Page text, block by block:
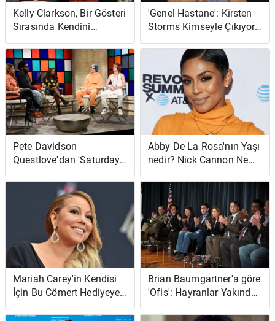
Kelly Clarkson, Bir Gösteri
Sırasında Kendini
Rahatlattığını Açıkladı:
'Bir Tür Harap Olmuştum'
'Genel Hastane': Kirsten
Storms Kimseyle Çıkıyor
mu?
Pete Davidson
Questlove'dan 'Saturday
Night Live'da' Onu
'Gerçekten Vurmak' İstiyor
Abby De La Rosa'nın Yaşı
nedir? Nick Cannon Ne
Kadar Yaşlı?
Mariah Carey'in Kendisi
İçin Bu Cömert Hediyeye
Ayda 100.000 Dolar
Brian Baumgartner'a göre
'Ofis': Hayranlar Yakında
Yeniden Bir Araya